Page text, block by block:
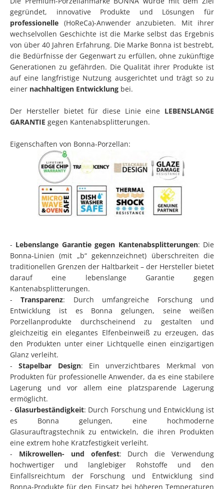
gegründet, innovative Produkte und Lösungen für
professionelle (HoReCa)-Anwender anzubieten. Mit ihrer
wechselvollen Geschichte ist die Marke selbst das Ergebnis
von über 40 Jahren Erfahrung. Die Marke Bonna ist bestrebt,
die Bedürfnisse der Gegenwart zu erfüllen, ohne zukünftige
Generationen zu gefährden. Die Qualität ihrer Produkte ist
auf eine langfristige Nutzung ausgerichtet und trägt so zu
einer nachhaltigen Entwicklung bei.
Der Hersteller bietet für diese Linie eine LEBENSLANGE
GARANTIE gegen Kantenabsplitterungen.
Eigenschaften von Bonna-Porzellan:
- Lebenslange Garantie gegen Kantenabsplitterungen: Die
Bonna-Linien (mit „b“ gekennzeichnet) überschreiten die
traditionellen Grenzen der Haltbarkeit – der Hersteller bietet
darauf eine lebenslange Garantie gegen
Kantenabsplitterungen.
-Transparenz: Durch umfangreiche Forschung und
Entwicklung ist es Bonna gelungen, seine weißen
Porzellanprodukte durchscheinend zu gestalten und
gleichzeitig ein elegantes Elfenbeinweiß zu erzeugen, das
den Produkten unter einer Lichtquelle einen einzigartigen
Glanz verleiht.
-Stapelbar Design: Ein unverzichtbares Merkmal von
Produkten für professionelle Anwender, da es eine stabilere
Lagerung und vor allem eine platzsparende Lagerung
ermöglicht.
-Glasurbeständigkeit: Durch Forschung und Entwicklung ist
es Bonna gelungen, eine hochmoderne
Glasurauftragstechnik zu entwickeln, die ihren Produkten
eine extrem hohe Kratzfestigkeit verleiht.
- Mikrowellen- und ofenfest: Durch die Verwendung
hochwertiger und langlebiger Rohstoffe und den
Einfallsreichtum der Forschung und Entwicklung sind
Bonna-Produkte für den Einsatz bei höheren Temperaturen